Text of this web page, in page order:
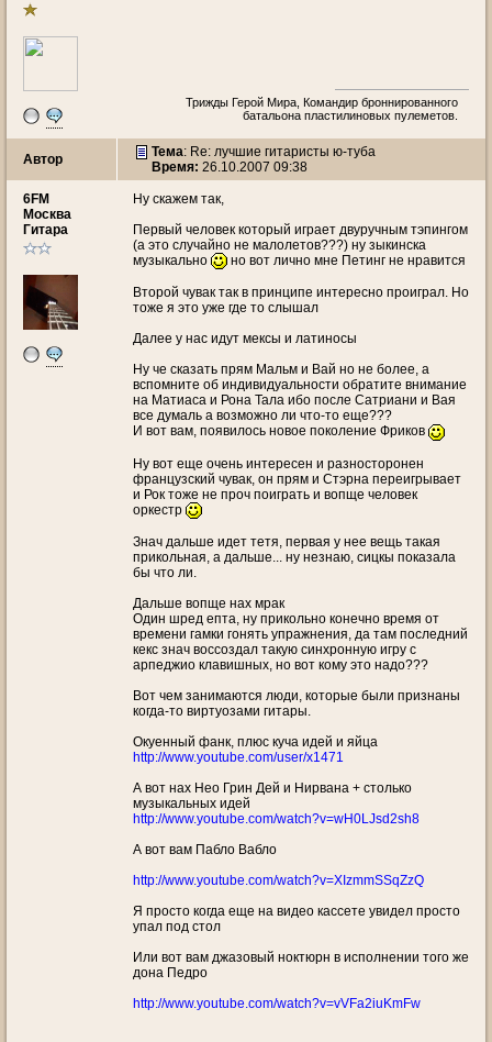
Трижды Герой Мира, Командир броннированного
батальона пластилиновых пулеметов.
Автор Тема: Re: лучшие гитаристы ю-туба
Время: 26.10.2007 09:38
6FM
Москва
Гитара
Ну скажем так,
Первый человек который играет двуручным тэпингом
(а это случайно не малолетов???) ну зыкинска
музыкально
но вот лично мне Петинг не нравится
Второй чувак так в принципе интересно проиграл. Но
тоже я это уже где то слышал
Далее у нас идут мексы и латиносы
Ну че сказать прям Мальм и Вай но не более, а
вспомните об индивидуальности обратите внимание
на Матиаса и Рона Тала ибо после Сатриани и Вая
все думаль а возможно ли что-то еще???
И вот вам, появилось новое поколение Фриков
Ну вот еще очень интересен и разносторонен
французский чувак, он прям и Стэрна переигрывает
и Рок тоже не проч поиграть и вопще человек
оркестр
Знач дальше идет тетя, первая у нее вещь такая
прикольная, а дальше... ну незнаю, сицкы показала
бы что ли.
Дальше вопще нах мрак
Один шред епта, ну прикольно конечно время от
времени гамки гонять упражнения, да там последний
кекс знач воссоздал такую синхронную игру с
арпеджио клавишных, но вот кому это надо???
Вот чем занимаются люди, которые были признаны
когда-то виртуозами гитары.
Окуенный фанк, плюс куча идей и яйца
http://www.youtube.com/user/x1471
А вот нах Нео Грин Дей и Нирвана + столько
музыкальных идей
http://www.youtube.com/watch?v=wH0LJsd2sh8
А вот вам Пабло Вабло
http://www.youtube.com/watch?v=XIzmmSSqZzQ
Я просто когда еще на видео кассете увидел просто
упал под стол
Или вот вам джазовый ноктюрн в исполнении того же
дона Педро
http://www.youtube.com/watch?v=vVFa2iuKmFw